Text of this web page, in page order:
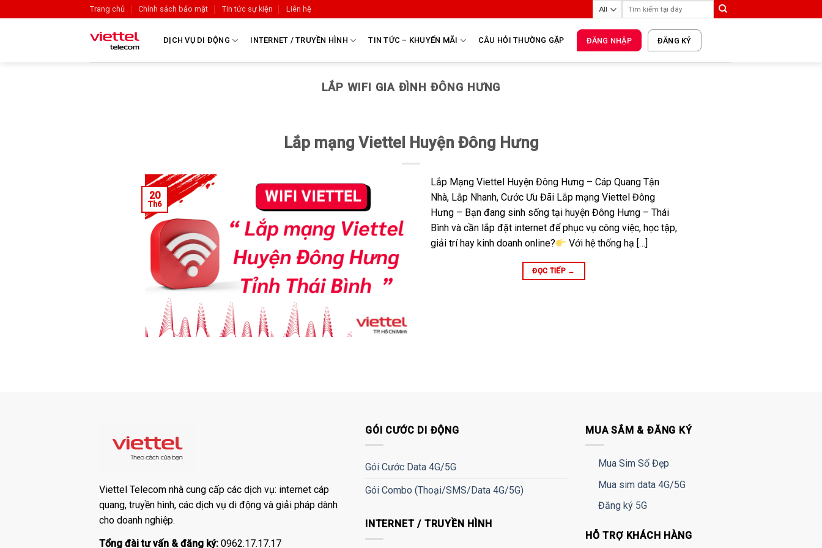
Trang chủ Chính sách bảo mật Tin tức sự kiện Liên hệ
DỊCH VỤ DI ĐỘNG INTERNET / TRUYỀN HÌNH TIN TỨC – KHUYẾN MÃI CÂU HỎI THƯỜNG GẶP ĐĂNG NHẬP ĐĂNG KÝ
LẮP WIFI GIA ĐÌNH ĐÔNG HƯNG
Lắp mạng Viettel Huyện Đông Hưng
20
Th6
Lắp Mạng Viettel Huyện Đông Hưng – Cáp Quang Tận
Nhà, Lắp Nhanh, Cước Ưu Đãi Lắp mạng Viettel Đông
Hưng – Bạn đang sinh sống tại huyện Đông Hưng – Thái
Bình và cần lắp đặt internet để phục vụ công việc, học tập,
giải trí hay kinh doanh online?
Với hệ thống hạ […]
ĐỌC TIẾP →
Viettel Telecom nhà cung cấp các dịch vụ: internet cáp
quang, truyền hình, các dịch vụ di động và giải pháp dành
cho doanh nghiệp.
Tổng đài tư vấn & đăng ký: 0962.17.17.17
GÓI CƯỚC DI ĐỘNG
Gói Cước Data 4G/5G
Gói Combo (Thoại/SMS/Data 4G/5G)
INTERNET / TRUYỀN HÌNH
MUA SẮM & ĐĂNG KÝ
Mua Sim Số Đẹp
Mua sim data 4G/5G
Đăng ký 5G
HỖ TRỢ KHÁCH HÀNG